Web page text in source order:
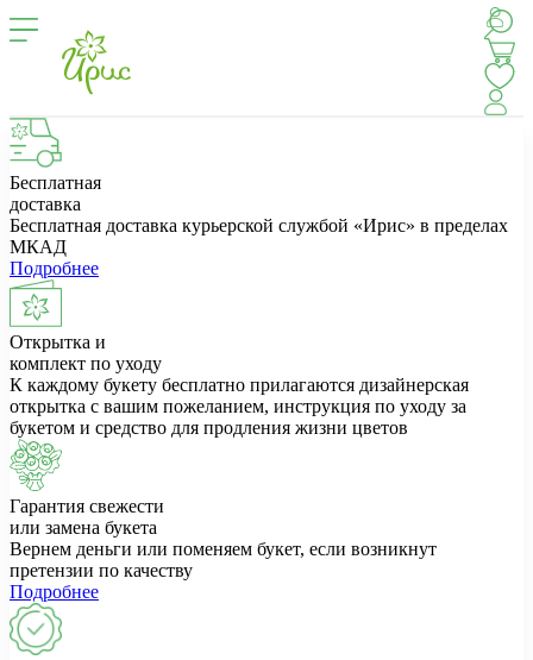
Бесплатная
доставка
Бесплатная доставка курьерской службой «Ирис» в пределах
МКАД
Подробнее
Открытка и
комплект по уходу
К каждому букету бесплатно прилагаются дизайнерская
открытка с вашим пожеланием, инструкция по уходу за
букетом и средство для продления жизни цветов
Гарантия свежести
или замена букета
Вернем деньги или поменяем букет, если возникнут
претензии по качеству
Подробнее